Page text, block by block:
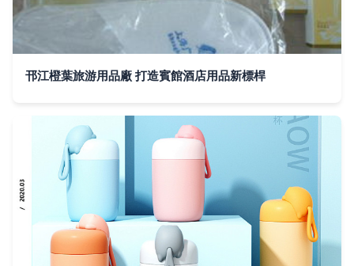
邗江橙葉旅游用品廠 打造賓館酒店用品新標桿